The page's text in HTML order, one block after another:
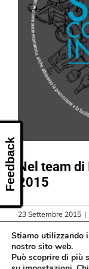
CONTATTI
Nel team
2015
23 Settembre 2015 |
Stiamo utilizzando
nostro sito web.
Può scoprire di più
Feedback